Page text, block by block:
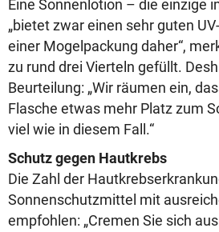
Eine Sonnenlotion – die einzige
„bietet zwar einen sehr guten
einer Mogelpackung daher“,
zu rund drei Vierteln gefüllt.
Beurteilung: „Wir räumen ein,
Flasche etwas mehr Platz zum
viel wie in diesem Fall.“
Schutz gegen Hautkrebs
Die Zahl der
Sonnenschutzmittel mit
empfohlen: „Cremen Sie sich